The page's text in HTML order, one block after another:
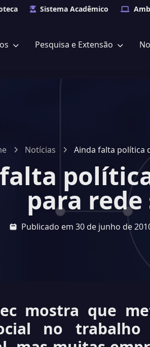
Sistema Acadêmico
Pesquisa e Extensão
Notícias Ainda falta política
para
Publicado em 30 de junho de
mostra que
no trabalho